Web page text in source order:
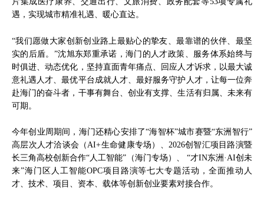
遇，实现城市精准礼遇、暖心直达。
“我们愿做大家创新创业路上最贴心的挚友、最靠谱的伙伴、最坚
实的后盾。”沈旭东郑重承诺，海门的人才政策、服务体系始终与
时俱进、动态优化，坚持直面青年痛点、回应人才诉求，以最大诚
意礼遇人才、最优平台成就人才、最好服务守护人才，让每一位奔
赴海门的奋斗者，干事有舞台、创业有支撑、生活有归属、未来有
可期。
今年创业周期间，海门还精心安排了“海智杯”城市赛暨“东洲智行”
高层次人才洽谈会（AI+生命健康专场）、2026创智汇项目路演暨
长三角高校创新合作“人工智能”（海门专场）、 “才IN东洲·AI创未
来”海门区人工智能OPC项目路演等七大专题活动，全面推动人
才、技术、项目、资本、载体等创新创业要素对接合作。